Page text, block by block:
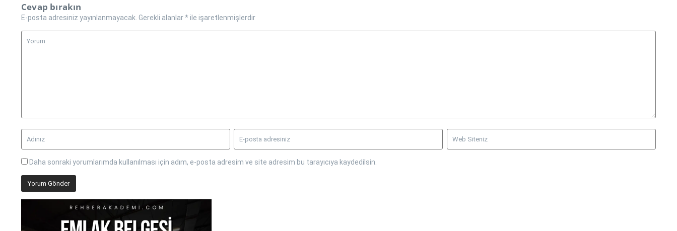
Cevap bırakın
E-posta adresiniz yayınlanmayacak. Gerekli alanlar*ile işaretlenmişlerdir
Daha sonraki yorumlarımda kullanılması için adım, e-posta adresim ve site adresim bu tarayıcıya kaydedilsin.